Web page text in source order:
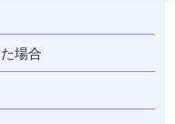
場合